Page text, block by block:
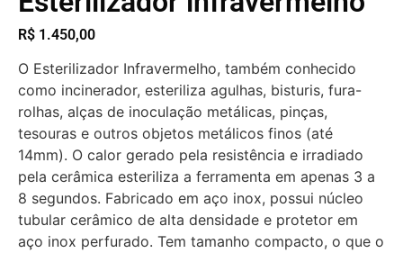
R$ 1.450,00
O Esterilizador Infravermelho, também conhecido
como incinerador, esteriliza agulhas, bisturis, fura-
rolhas, alças de inoculação metálicas, pinças,
tesouras e outros objetos metálicos finos (até
14mm). O calor gerado pela resistência e irradiado
pela cerâmica esteriliza a ferramenta em apenas 3 a
8 segundos. Fabricado em aço inox, possui núcleo
tubular cerâmico de alta densidade e protetor em
aço inox perfurado. Tem tamanho compacto, o que o